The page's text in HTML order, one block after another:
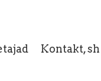
Kontakt,